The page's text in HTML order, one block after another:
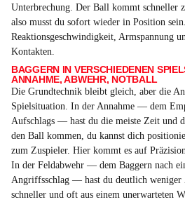
Unterbrechung. Der Ball kommt schneller
also musst du sofort wieder in Position
Reaktionsgeschwindigkeit, Armspannung
Kontakten.
BAGGERN IN VERSCHIEDENEN
ANNAHME, ABWEHR, NOTBALL
Die Grundtechnik bleibt gleich, aber die
Spielsituation. In der Annahme — dem
Aufschlags — hast du die meiste Zeit und
den Ball kommen, du kannst dich
zum Zuspieler. Hier kommt es auf
In der Feldabwehr — dem Baggern nach
Angriffsschlag — hast du deutlich
schneller und oft aus einem unerwarteten